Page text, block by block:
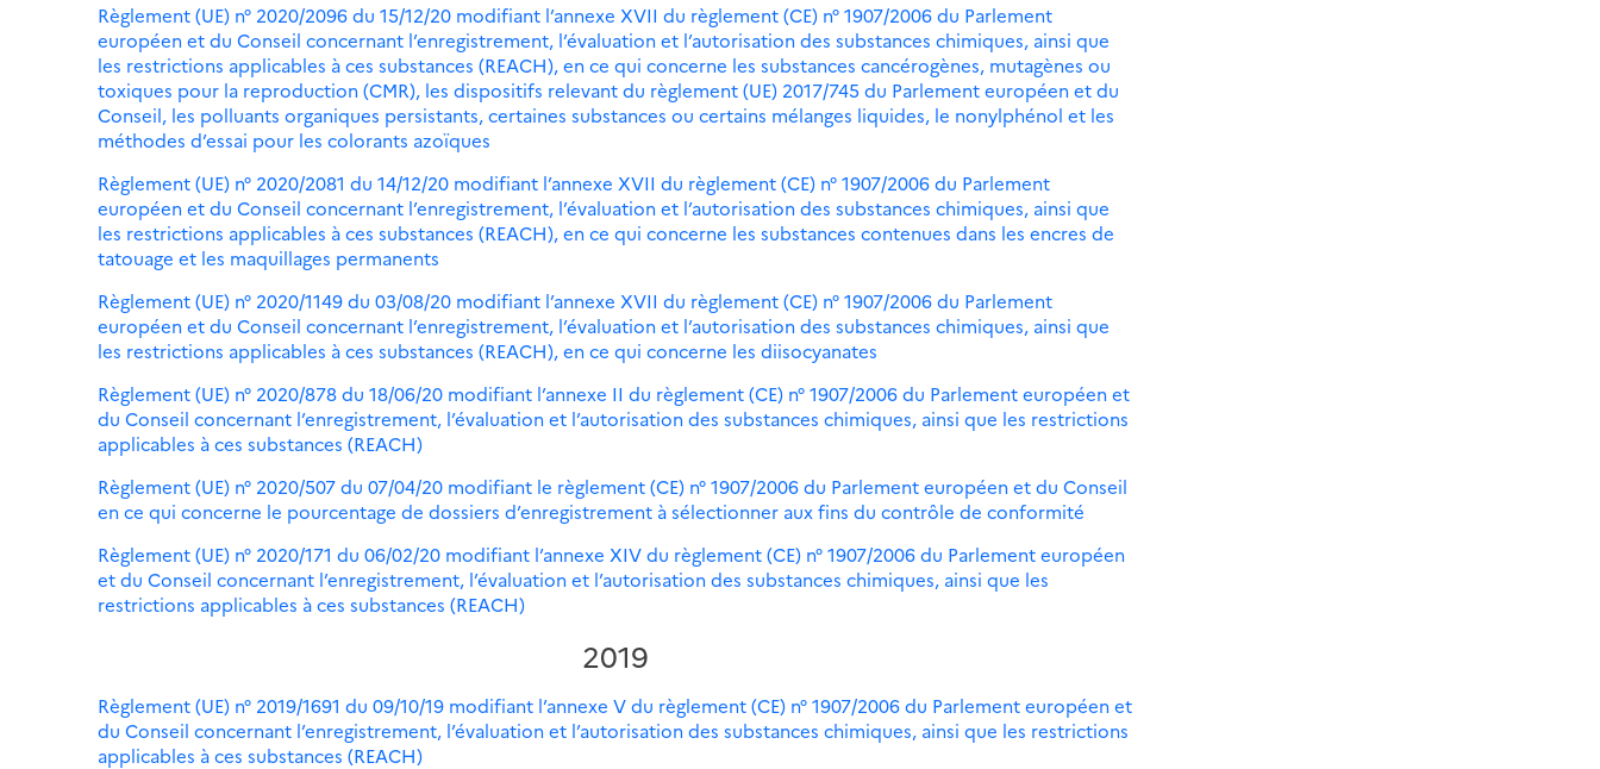
Règlement (UE) n° 2020/2096 du 15/12/20 modifiant l’annexe XVII du règlement (CE) n° 1907/2006 du Parlement
européen et du Conseil concernant l’enregistrement, l’évaluation et l’autorisation des substances chimiques, ainsi que
les restrictions applicables à ces substances (REACH), en ce qui concerne les substances cancérogènes, mutagènes ou
toxiques pour la reproduction (CMR), les dispositifs relevant du règlement (UE) 2017/745 du Parlement européen et du
Conseil, les polluants organiques persistants, certaines substances ou certains mélanges liquides, le nonylphénol et les
méthodes d’essai pour les colorants azoïques
Règlement (UE) n° 2020/2081 du 14/12/20 modifiant l’annexe XVII du règlement (CE) n° 1907/2006 du Parlement
européen et du Conseil concernant l’enregistrement, l’évaluation et l’autorisation des substances chimiques, ainsi que
les restrictions applicables à ces substances (REACH), en ce qui concerne les substances contenues dans les encres de
tatouage et les maquillages permanents
Règlement (UE) n° 2020/1149 du 03/08/20 modifiant l’annexe XVII du règlement (CE) n° 1907/2006 du Parlement
européen et du Conseil concernant l’enregistrement, l’évaluation et l’autorisation des substances chimiques, ainsi que
les restrictions applicables à ces substances (REACH), en ce qui concerne les diisocyanates
Règlement (UE) n° 2020/878 du 18/06/20 modifiant l’annexe II du règlement (CE) n° 1907/2006 du Parlement européen et
du Conseil concernant l’enregistrement, l’évaluation et l’autorisation des substances chimiques, ainsi que les restrictions
applicables à ces substances (REACH)
Règlement (UE) n° 2020/507 du 07/04/20 modifiant le règlement (CE) n° 1907/2006 du Parlement européen et du Conseil
en ce qui concerne le pourcentage de dossiers d’enregistrement à sélectionner aux fins du contrôle de conformité
Règlement (UE) n° 2020/171 du 06/02/20 modifiant l’annexe XIV du règlement (CE) n° 1907/2006 du Parlement européen
et du Conseil concernant l’enregistrement, l’évaluation et l’autorisation des substances chimiques, ainsi que les
restrictions applicables à ces substances (REACH)
2019
Règlement (UE) n° 2019/1691 du 09/10/19 modifiant l’annexe V du règlement (CE) n° 1907/2006 du Parlement européen et
du Conseil concernant l’enregistrement, l’évaluation et l’autorisation des substances chimiques, ainsi que les restrictions
applicables à ces substances (REACH)